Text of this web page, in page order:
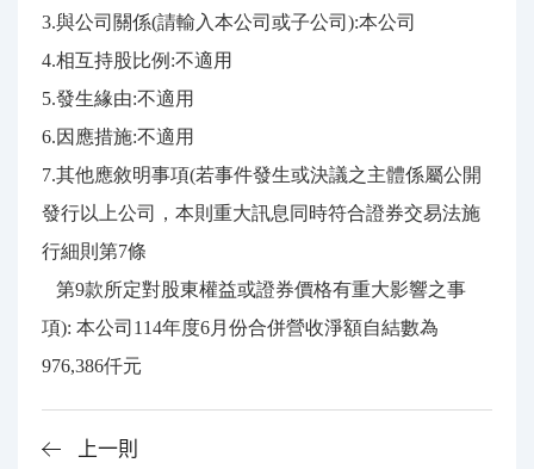
3.與公司關係(請輸入本公司或子公司):本公司
4.相互持股比例:不適用
5.發生緣由:不適用
6.因應措施:不適用
7.其他應敘明事項(若事件發生或決議之主體係屬公開
發行以上公司，本則重大訊息同時符合證券交易法施
行細則 第7條
第9款所定對股東權益或證券價格有重大影響之事
項): 本公司114年度6月份合併營收淨額自結數為
976,386仟元
上一則